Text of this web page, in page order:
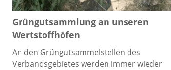
Grüngutsammlung an unseren
Wertstoffhöfen
An den Grüngutsammelstellen des
Verbandsgebietes werden immer wieder